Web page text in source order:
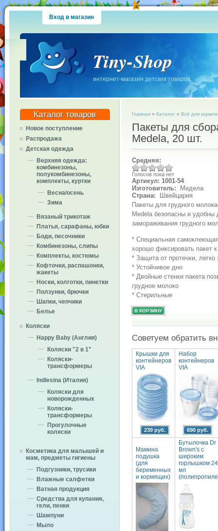
Вход в магазин
Tiny-Shop
интернет-магазин детских товаров
Каталог товаров
Новое поступление
Распродажа
Детская одежда
Верхняя одежда:
комбинезоны,
полукомбинезоны,
комплекты, куртки
Весна/осень
Зима
Вязаный трикотаж
Платья, сарафаны, юбки
Боди, песочники
Комбинезоны, слипы
Комплекты, костюмы
Кофточки, распашонки,
жакеты
Носки, колготки, пинетки
Ползунки, брючки
Шапки, чепчики
Белье
Коляски
Happy Baby (Англия)
Коляски "2 в 1"
Коляски-
трансформеры
Indlesina (Италия)
Коляски для
новорожденных
Коляски-
трансформеры
Прогулочные
коляски
Косметика для малышей и
мам, предметы гигиены
Подгузники, трусики
Влажные салфетки
Ватная продукция
Средства для купания,
гели, пенки
Шампуни
Мыло
Главная» Каталог» Всё для
Пакеты для
Medela, 20 шт.
Средняя:
Голосов пока нет
Артикул: 1001-54
Изготовитель:
Медела
Страна:
Швейцария
Пакеты для грудного
Medela безопасны и удобны
замораживания грудного
* Специальная
хорошо фиксировать пакет
* Защита от протечки,
* Устойчивое дно
* Двойные стенки пакета
грудное молоко
* Стерильные
Советуем обратить
Крышки для
контейнеров
VIA
239 руб.
Набор
контейнеров
VIA
690 руб.
Мамина
подушка
(для
беременных
и кормящих)
Бутылочка Dr
Brown's с
широким
горлышком
мл